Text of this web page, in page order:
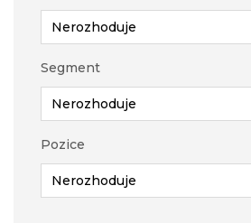
Segment
Pozice